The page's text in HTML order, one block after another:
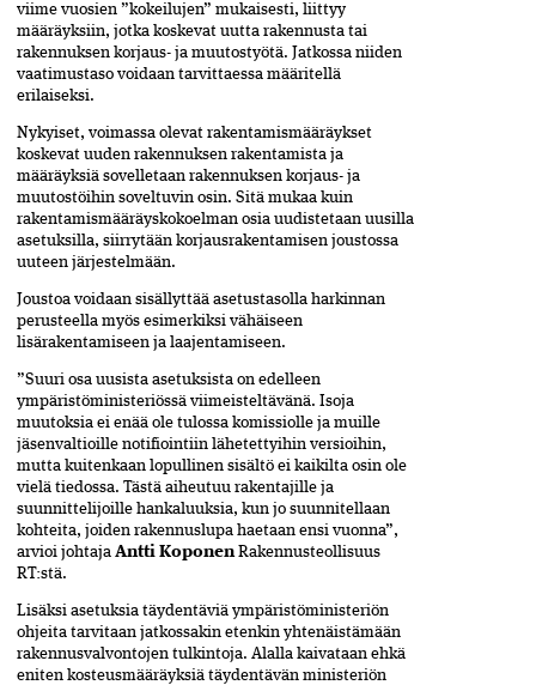
viime vuosien ”kokeilujen” mukaisesti, liittyy
määräyksiin, jotka koskevat uutta rakennusta tai
rakennuksen korjaus- ja muutostyötä. Jatkossa niiden
vaatimustaso voidaan tarvittaessa määritellä
erilaiseksi.
Nykyiset, voimassa olevat rakentamismääräykset
koskevat uuden rakennuksen rakentamista ja
määräyksiä sovelletaan rakennuksen korjaus- ja
muutostöihin soveltuvin osin. Sitä mukaa kuin
rakentamismääräyskokoelman osia uudistetaan uusilla
asetuksilla, siirrytään korjausrakentamisen joustossa
uuteen järjestelmään.
Joustoa voidaan sisällyttää asetustasolla harkinnan
perusteella myös esimerkiksi vähäiseen
lisärakentamiseen ja laajentamiseen.
”Suuri osa uusista asetuksista on edelleen
ympäristöministeriössä viimeisteltävänä. Isoja
muutoksia ei enää ole tulossa komissiolle ja muille
jäsenvaltioille notifiointiin lähetettyihin versioihin,
mutta kuitenkaan lopullinen sisältö ei kaikilta osin ole
vielä tiedossa. Tästä aiheutuu rakentajille ja
suunnittelijoille hankaluuksia, kun jo suunnitellaan
kohteita, joiden rakennuslupa haetaan ensi vuonna”,
arvioi johtaja Antti KoponenRakennusteollisuus
RT:stä.
Lisäksi asetuksia täydentäviä ympäristöministeriön
ohjeita tarvitaan jatkossakin etenkin yhtenäistämään
rakennusvalvontojen tulkintoja. Alalla kaivataan ehkä
eniten kosteusmääräyksiä täydentävän ministeriön